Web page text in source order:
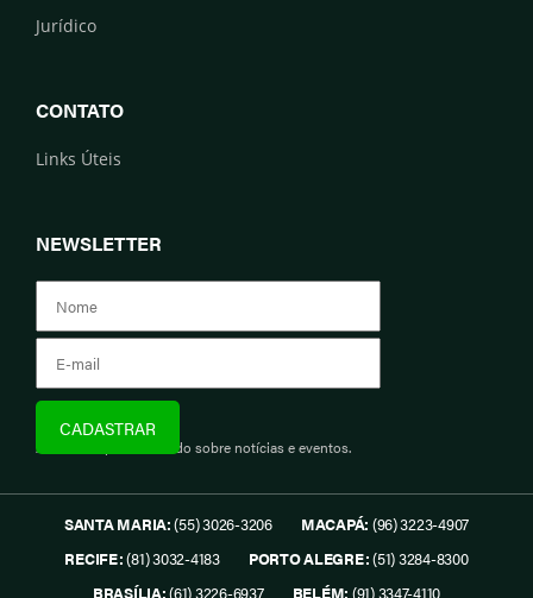
Jurídico
CONTATO
Links Úteis
NEWSLETTER
Assine e fique informado sobre notícias e eventos.
SANTA MARIA:(55) 3026-3206 MACAPÁ: (96) 3223-4907
RECIFE:(81) 3032-4183 PORTO ALEGRE:(51) 3284-8300
BRASÍLIA:(61) 3226-6937 BELÉM: (91) 3347-4110